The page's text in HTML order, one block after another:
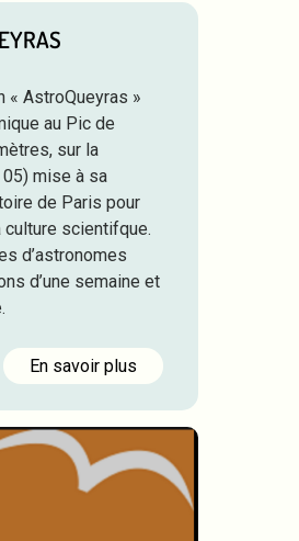
« AstroQueyras »
au Pic de
sur la
05) mise à sa
de Paris pour
scientifque.
d’astronomes
d’une semaine et
En savoir plus